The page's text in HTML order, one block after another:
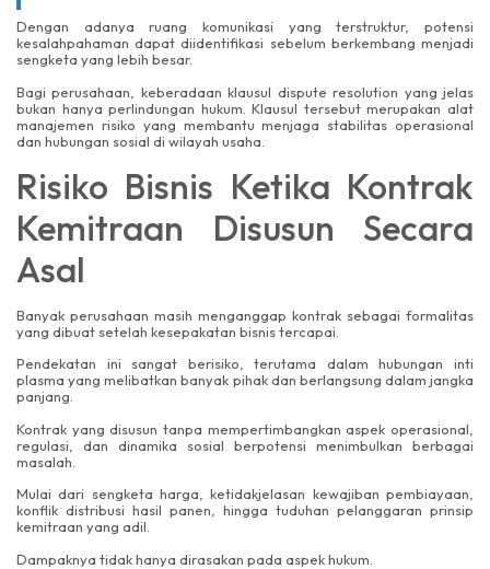
Dengan adanya ruang komunikasi yang terstruktur, potensi
kesalahpahaman dapat diidentifikasi sebelum berkembang menjadi
sengketa yang lebih besar.
Bagi perusahaan, keberadaan klausul dispute resolution yang jelas
bukan hanya perlindungan hukum. Klausul tersebut merupakan alat
manajemen risiko yang membantu menjaga stabilitas operasional
dan hubungan sosial di wilayah usaha.
Risiko Bisnis Ketika Kontrak
Kemitraan Disusun Secara
Asal
Banyak perusahaan masih menganggap kontrak sebagai formalitas
yang dibuat setelah kesepakatan bisnis tercapai.
Pendekatan ini sangat berisiko, terutama dalam hubungan inti
plasma yang melibatkan banyak pihak dan berlangsung dalam jangka
panjang.
Kontrak yang disusun tanpa mempertimbangkan aspek operasional,
regulasi, dan dinamika sosial berpotensi menimbulkan berbagai
masalah.
Mulai dari sengketa harga, ketidakjelasan kewajiban pembiayaan,
konflik distribusi hasil panen, hingga tuduhan pelanggaran prinsip
kemitraan yang adil.
Dampaknya tidak hanya dirasakan pada aspek hukum.